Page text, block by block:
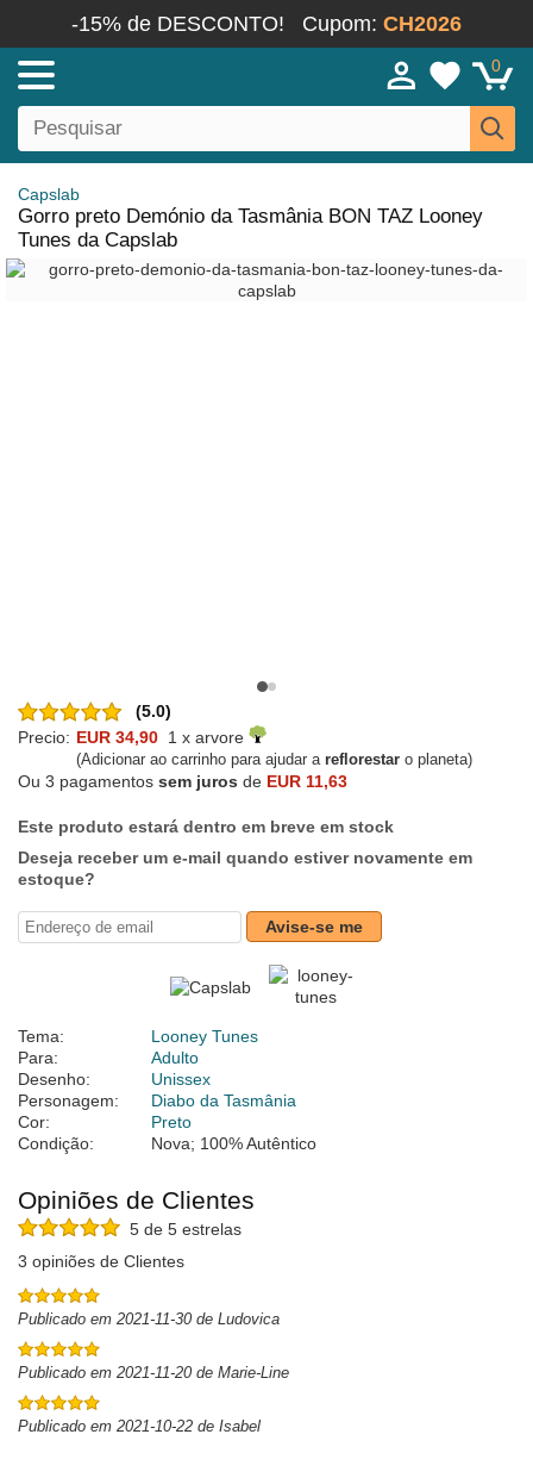
-15% de DESCONTO! Cupom: CH2026
0
Capslab
Gorro preto Demónio da Tasmânia BON TAZ Looney
Tunes da Capslab
(5.0)
Precio: EUR 34,90 1 x arvore
(Adicionar ao carrinho para ajudar a reflorestar o planeta)
Ou 3 pagamentos sem juros de EUR 11,63
Este produto estará dentro em breve em stock
Deseja receber um e-mail quando estiver novamente em
estoque?
Avise-se me
Tema:
Looney Tunes
Para:
Adulto
Desenho:
Unissex
Personagem:
Diabo da Tasmânia
Cor:
Preto
Condição:
Nova; 100% Autêntico
Opiniões de Clientes
5 de 5 estrelas
3 opiniões de Clientes
Publicado em 2021-11-30 de Ludovica
Publicado em 2021-11-20 de Marie-Line
Publicado em 2021-10-22 de Isabel